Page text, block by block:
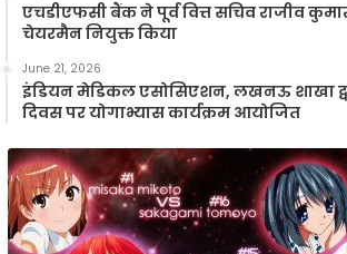
एचडीएफसी बैंक ने पूर्व वित्त सचिव राजीव
चेयरमैन नियुक्त किया
June 21, 2026
इंडियन मेडिकल एसोसिएशन, लखनऊ शाखा
दिवस पर योगाभ्यास कार्यक्रम आयोजित